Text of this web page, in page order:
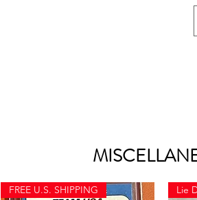
FREE U.S. SHIPPING Lie